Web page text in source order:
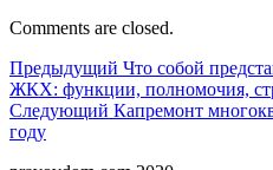
Comments are closed.
Навигация
по
записям
Предыдущий Предыдущий
Что собой
ЖКХ: функции, полномочия,
Следующий Следующий
Капремонт
году